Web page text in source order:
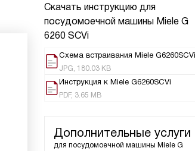
Скачать инструкцию для
посудомоечной машины Miele G
6260 SCVi
Схема встраивания Miele G6260SCVi
JPG, 180.03 KB
Инструкция к Miele G6260SCVi
PDF, 3.65 MB
Дополнительные услуги
для посудомоечной машины Miele G